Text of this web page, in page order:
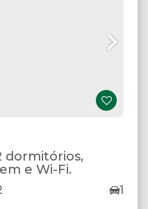
dormitórios,
e Wi-Fi.
1